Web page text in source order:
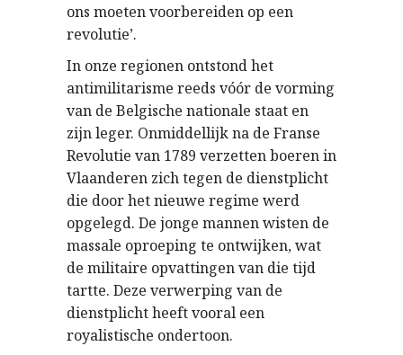
ons moeten voorbereiden op een
revolutie’.
In onze regionen ontstond het
antimilitarisme reeds vóór de vorming
van de Belgische nationale staat en
zijn leger. Onmiddellijk na de Franse
Revolutie van 1789 verzetten boeren in
Vlaanderen zich tegen de dienstplicht
die door het nieuwe regime werd
opgelegd. De jonge mannen wisten de
massale oproeping te ontwijken, wat
de militaire opvattingen van die tijd
tartte. Deze verwerping van de
dienstplicht heeft vooral een
royalistische ondertoon.